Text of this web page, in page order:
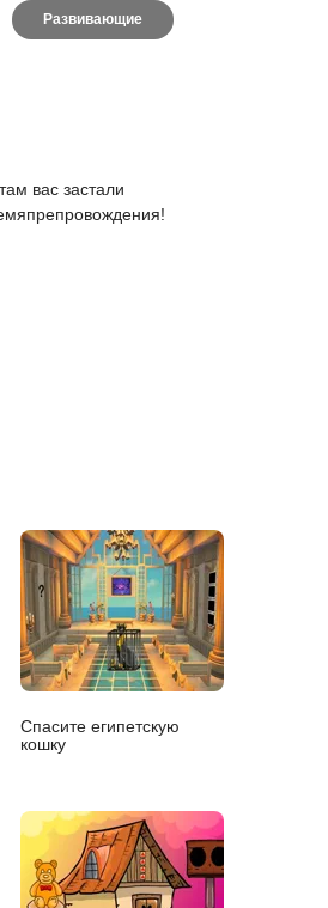
Развивающие
вас застали
Спасите египетскую
кошку